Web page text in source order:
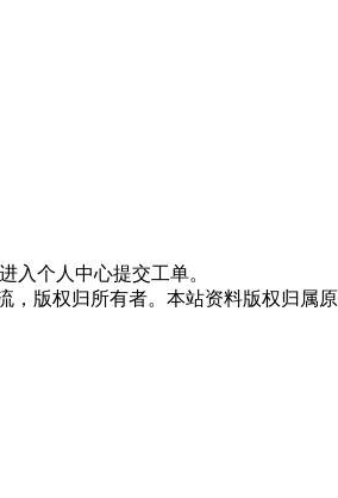
入个人中心提交工单。
版权归所有者。本站资料版权归属